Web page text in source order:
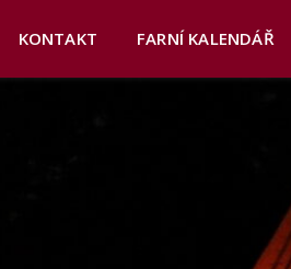
KONTAKT FARNÍ KALENDÁŘ